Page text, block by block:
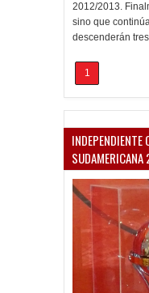
2012/2013.
sino que
descenderán
1
INDEPENDIENTE
SUDAMERICANA